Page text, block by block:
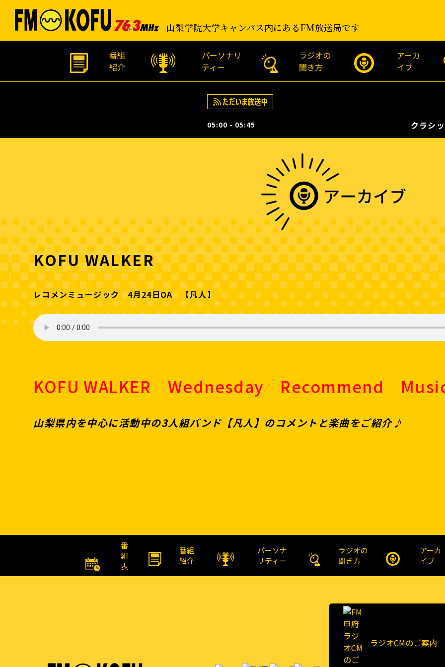
山梨学院大学キャンパス内にあるFM放送局です
番組
紹介
パーソナリ
ティー
ラジオの
聞き方
アーカ
イブ
05:00 - 05:45 クラシ
KOFU WALKER
レコメンミュージック 4月24日OA 【凡人】
KOFU WALKER Wednesday Recommend
山梨県内を中心に活動中の3人組バンド【凡人】のコメントと楽曲をご紹介♪
番
組
表
番組
紹介
パーソナ
リティー
ラジオの
聞き方
アーカ
イブ
ラジオCMのご案内